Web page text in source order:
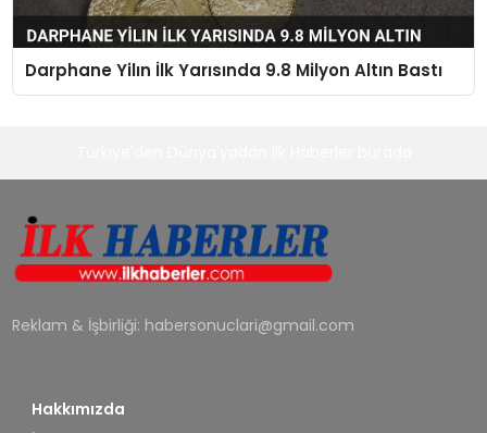
Darphane Yilın İlk Yarısında 9.8 Milyon Altın Bastı
Reklam & İşbirliği: habersonuclari@gmail.com
Hakkımızda